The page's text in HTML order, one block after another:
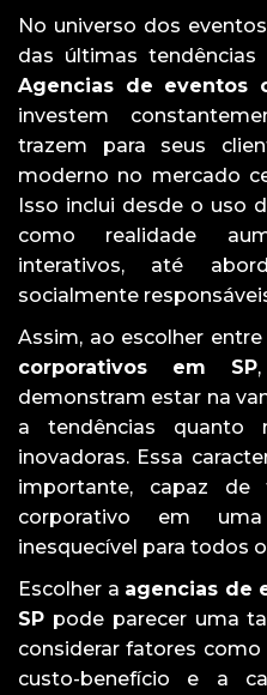
No universo dos
das últimas tendências
Agencias de eventos
investem
trazem para seus
moderno no mercado
Isso inclui desde o uso
como realidade
interativos, até
socialmente
Assim, ao escolher entre
corporativos em SP
demonstram estar na
a tendências quanto
inovadoras. Essa
importante, capaz de
corporativo em
inesquecível para todos
Escolher a agencias de
SP pode parecer uma
considerar fatores
custo-benefício e a